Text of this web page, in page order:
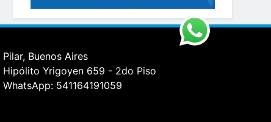
Pilar, Buenos Aires
Hipólito Yrigoyen 659 - 2do Piso
WhatsApp: 541164191059